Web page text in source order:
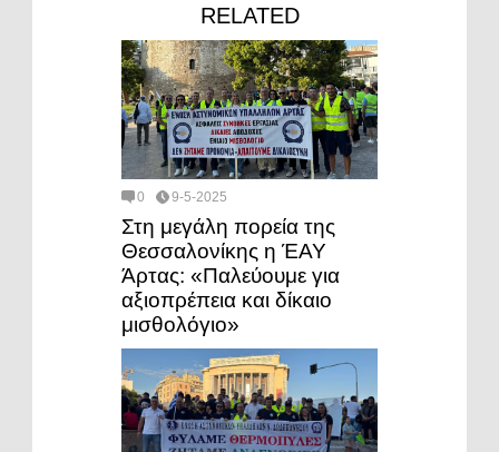
RELATED
0 9-5-2025
Στη μεγάλη πορεία της
Θεσσαλονίκης η ΈΑΥ
Άρτας: «Παλεύουμε για
αξιοπρέπεια και δίκαιο
μισθολόγιο»